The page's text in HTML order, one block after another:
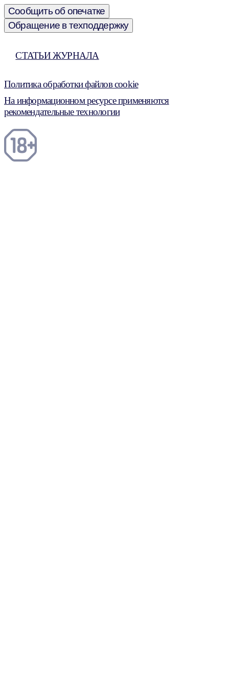
Сообщить об опечатке
Обращение в техподдержку
СТАТЬИ ЖУРНАЛА
Политика обработки файлов cookie
На информационном ресурсе применяются
рекомендательные технологии